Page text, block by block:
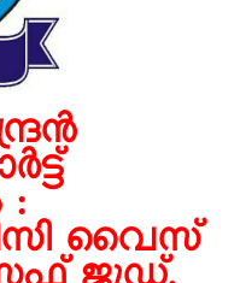
വൈസ്